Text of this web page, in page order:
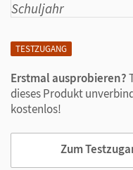
TESTZUGANG
Erstmal ausprobieren?
dieses Produkt
kostenlos!
Zum